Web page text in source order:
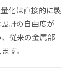
化は直接的に製
計の自由度が
従来の金属部
す。